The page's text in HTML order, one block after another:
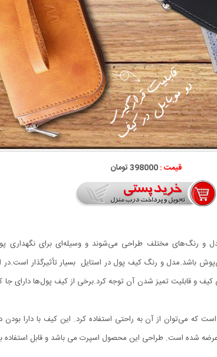
قیمت :398000 تومان
و رنگ‌های مختلف طراحی می‌شوند و وسیله‌ای برای نگهداری
و رنگ کیف پول در استایل بسیار تأثیرگذار است.در
و قابلیت تمیز شدن آن توجه کرد.برخی از کیف پول‌ها دارای جا
که می‌توان از آن‌ به راحتی استفاده کرد. این کیف با دارا
شده است. طراحی این محصول اسپرت می باشد و قابل استفاده